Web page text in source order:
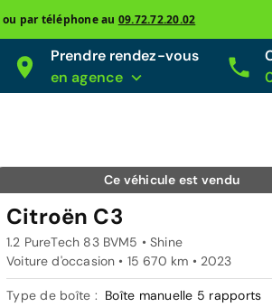
ou par téléphone au 09.72.72.20.02
Prendre rendez-vous
en agence
Ce véhicule est vendu
Citroën C3
1.2 PureTech 83 BVM5 • Shine
Voiture d'occasion • 15 670 km • 2023
Type de boîte : Boîte manuelle 5 rapports